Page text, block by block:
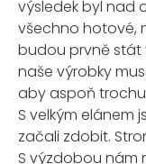
výsledek byl nad
všechno hotové,
budou prvně stát
naše výrobky
aby aspoň
S velkým elánem
začali zdobit.
S výzdobou nám